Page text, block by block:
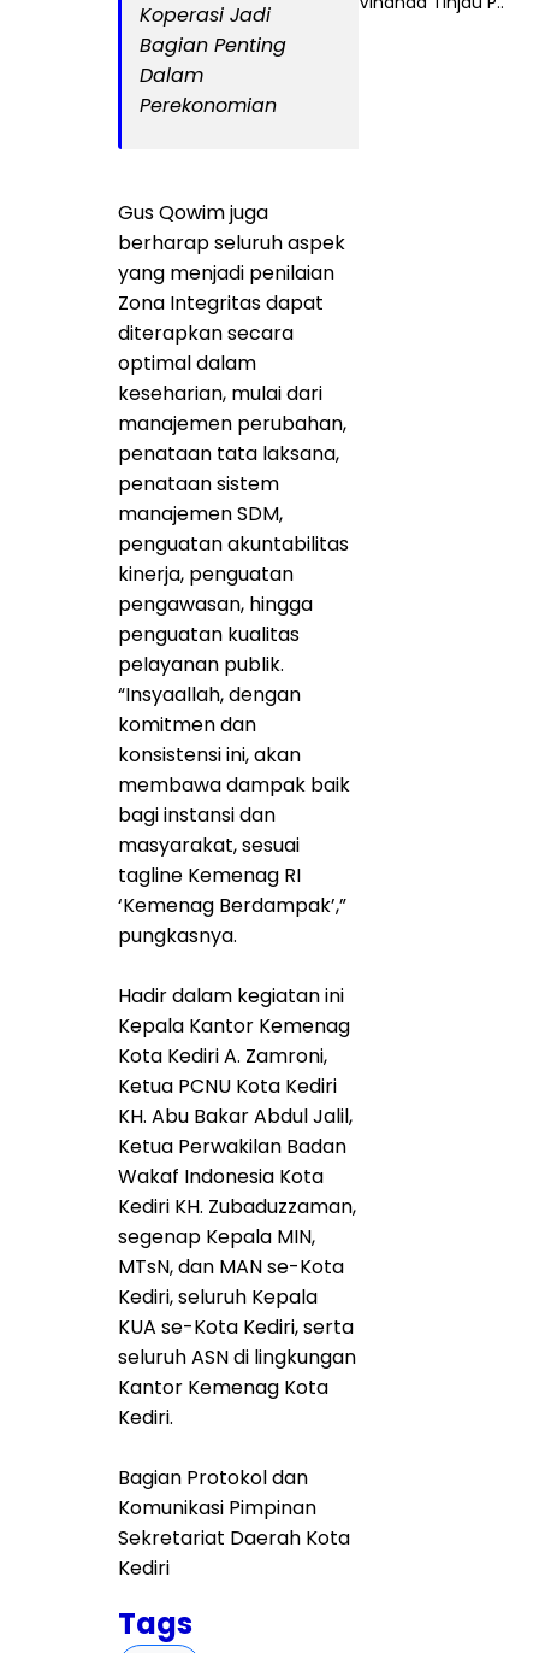
Koperasi Jadi
Bagian Penting
Dalam
Perekonomian
Gus Qowim juga
berharap seluruh aspek
yang menjadi penilaian
Zona Integritas dapat
diterapkan secara
optimal dalam
keseharian, mulai dari
manajemen perubahan,
penataan tata laksana,
penataan sistem
manajemen SDM,
penguatan akuntabilitas
kinerja, penguatan
pengawasan, hingga
penguatan kualitas
pelayanan publik.
“Insyaallah, dengan
komitmen dan
konsistensi ini, akan
membawa dampak baik
bagi instansi dan
masyarakat, sesuai
tagline Kemenag RI
‘Kemenag Berdampak’,”
pungkasnya.
Hadir dalam kegiatan ini
Kepala Kantor Kemenag
Kota Kediri A. Zamroni,
Ketua PCNU Kota Kediri
KH. Abu Bakar Abdul Jalil,
Ketua Perwakilan Badan
Wakaf Indonesia Kota
Kediri KH. Zubaduzzaman,
segenap Kepala MIN,
MTsN, dan MAN se-Kota
Kediri, seluruh Kepala
KUA se-Kota Kediri, serta
seluruh ASN di lingkungan
Kantor Kemenag Kota
Kediri.
Bagian Protokol dan
Komunikasi Pimpinan
Sekretariat Daerah Kota
Kediri
Tags